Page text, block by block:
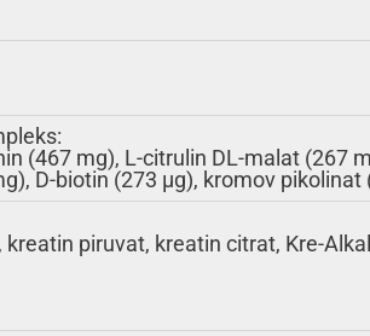
(467 mg), L-citrulin DL-malat (267
D-biotin (273 µg), kromov pikolinat
piruvat, kreatin citrat, Kre-